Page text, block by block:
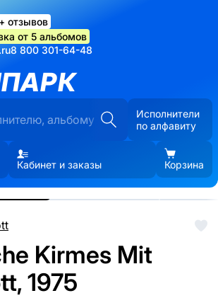
отзывов
от 5 альбомов
8 800 301-64-48
Исполнители
по алфавиту
Кабинет и заказы Корзина
Kirmes Mit
1975